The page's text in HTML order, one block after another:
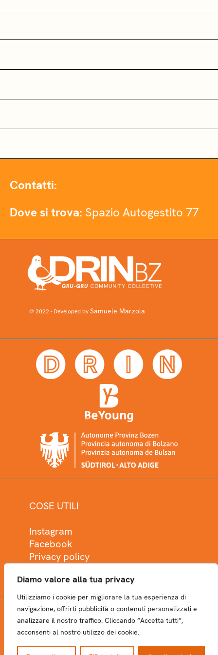
Diamo valore alla tua privacy
Utilizziamo i cookie per migliorare la tua esperienza di
navigazione, offrirti pubblicità o contenuti personalizzati e
analizzare il nostro traffico. Cliccando “Accetta tutti”,
acconsenti al nostro utilizzo dei cookie.
Contatti:
Dove si trova: Spazio Autogestito 77
© 2022 - Developed bySamuele Marzola
COSE UTILI
Instagram
Facebook
Privacy policy
NEWSLETTER